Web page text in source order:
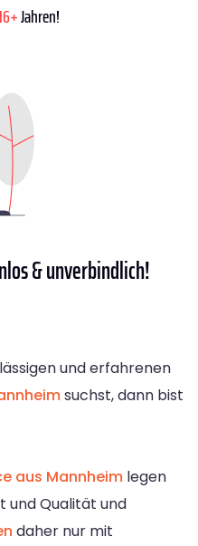
Jahren!
& unverbindlich!
und erfahrenen
suchst, dann bist
aus Mannheim legen
und Qualität und
daher nur mit